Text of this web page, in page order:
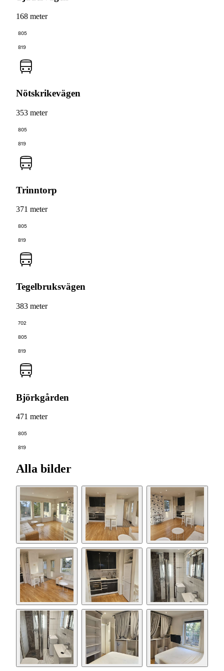
168 meter
805
819
Nötskrikevägen
353 meter
805
819
Trinntorp
371 meter
805
819
Tegelbruksvägen
383 meter
702
805
819
Björkgården
471 meter
805
819
Alla bilder